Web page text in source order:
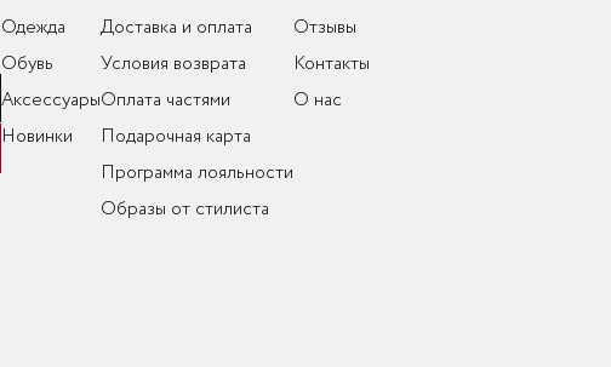
Одежда
Обувь
Аксессуары
Новинки
Доставка и оплата
Условия возврата
Оплата частями
Подарочная карта
Программа лояльности
Образы от стилиста
Отзывы
Контакты
О нас